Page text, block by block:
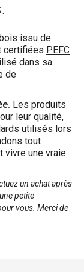
issu de
certifiées PEFC
dans sa
de
Les produits
leur qualité,
utilisés lors
tout
vivre une vraie
un achat après
petite
vous. Merci de